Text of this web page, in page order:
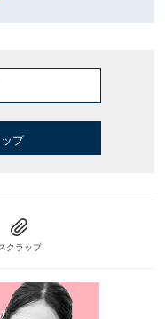
プ
クラップ